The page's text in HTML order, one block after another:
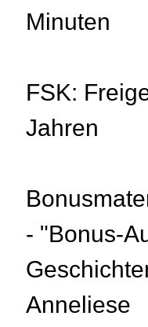
Minuten
FSK:
Jahren
- "Bonus-
Anneliese